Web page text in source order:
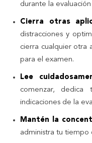
durante la
Cierra otras
distracciones y
cierra cualquier otra
para el examen.
Lee
comenzar,
indicaciones de la
Mantén la
administra tu tiempo